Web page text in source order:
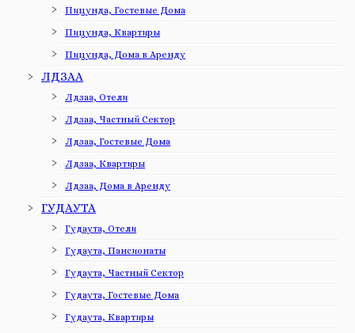
Пицунда, Гостевые Дома
Пицунда, Квартиры
Пицунда, Дома в Аренду
ЛДЗАА
Лдзаа, Отели
Лдзаа, Частный Сектор
Лдзаа, Гостевые Дома
Лдзаа, Квартиры
Лдзаа, Дома в Аренду
ГУДАУТА
Гудаута, Отели
Гудаута, Пансионаты
Гудаута, Частный Сектор
Гудаута, Гостевые Дома
Гудаута, Квартиры